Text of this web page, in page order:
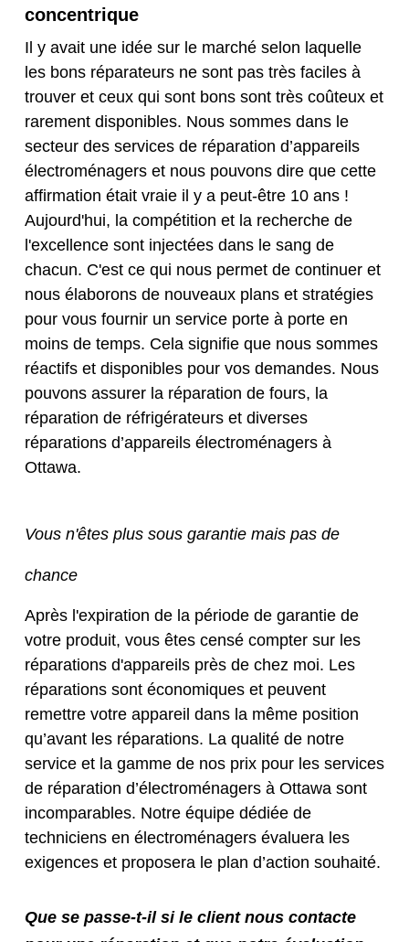
concentrique
Il y avait une idée sur le marché selon laquelle
les bons réparateurs ne sont pas très faciles à
trouver et ceux qui sont bons sont très coûteux et
rarement disponibles. Nous sommes dans le
secteur des services de réparation d’appareils
électroménagers et nous pouvons dire que cette
affirmation était vraie il y a peut-être 10 ans !
Aujourd'hui, la compétition et la recherche de
l'excellence sont injectées dans le sang de
chacun. C'est ce qui nous permet de continuer et
nous élaborons de nouveaux plans et stratégies
pour vous fournir un service porte à porte en
moins de temps. Cela signifie que nous sommes
réactifs et disponibles pour vos demandes. Nous
pouvons assurer la réparation de fours, la
réparation de réfrigérateurs et diverses
réparations d’appareils électroménagers à
Ottawa.
Vous n'êtes plus sous garantie mais pas de
chance
Après l'expiration de la période de garantie de
votre produit, vous êtes censé compter sur les
réparations d'appareils près de chez moi. Les
réparations sont économiques et peuvent
remettre votre appareil dans la même position
qu’avant les réparations. La qualité de notre
service et la gamme de nos prix pour les services
de réparation d’électroménagers à Ottawa sont
incomparables. Notre équipe dédiée de
techniciens en électroménagers évaluera les
exigences et proposera le plan d’action souhaité.
Que se passe-t-il si le client nous contacte